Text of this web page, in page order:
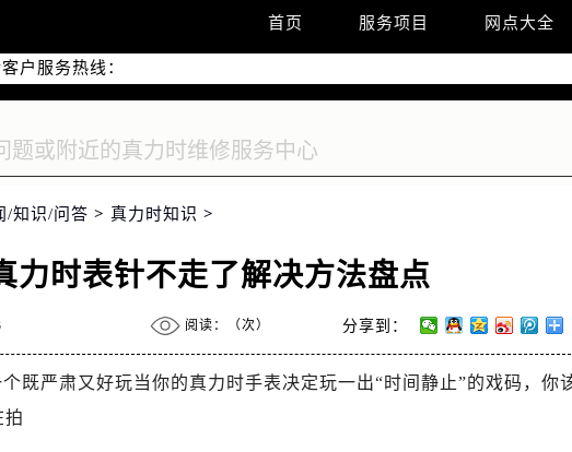
首页 服务项目 网点大全
络优化升级公告
户服务热线：
湘路393号世茂环球金融中心写字楼（芙蓉广场）10层13室（需提前预约）
/知识/问答 > 真力时知识 >
力时表针不走了解决方法盘点
阅读：（次） 分享到：
既严肃又好玩当你的真力时手表决定玩一出“时间静止”的戏码，你
拍